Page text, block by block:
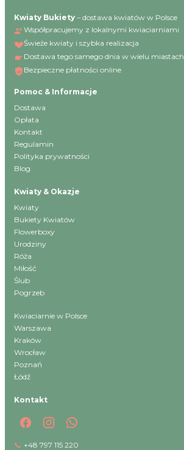
Kwiaty Bukiety – dostawa kwiatów w Polsce
Współpracujemy z lokalnymi kwiaciarniami
Świeże kwiaty i szybka realizacja
Dostawa tego samego dnia w wielu miastach
Bezpieczne płatności online
Pomoc & Informacje
Dostawa
Opłata
Kontakt
Regulamin
Polityka prywatności
Blog
Kwiaty & Okazje
Kwiaty
Bukiety Kwiatów
Flowerboxy
Urodziny
Róża
Miłość
Ślub
Pogrzeb
Kwiaciarnie w Polsce
Warszawa
Kraków
Wrocław
Poznań
Łódź
Kontakt
📞 +48 797 115 220